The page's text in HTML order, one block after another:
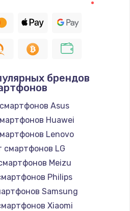
крышки
вебкамеры
руб.
драйверов
руб.
Заказать
брендов
Asus
Huawei
Lenovo
смартфонов LG
Meizu
Philips
Samsung
Xiaomi